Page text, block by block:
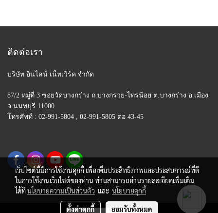
ติดต่อเรา
บริษัท อินไลน์ เน็ทเวิร์ค จำกัด
87/2 หมู่ที่ 3 ซอยวัดบางกร่าง ถ.บางกรวย-ไทรน้อย ต.บางกร่าง อ.เมือง
จ.นนทบุรี 11000
โทรศัพท์ : 02-991-5804 , 02-991-5805 ต่อ 43-45
เว็บไซต์นี้มีการใช้งานคุกกี้ เพื่อเพิ่มประสิทธิภาพและประสบการณ์ที่ดี
ในการใช้งานเว็บไซต์ของท่าน ท่านสามารถอ่านรายละเอียดเพิ่มเติม
ได้ที่นโยบายความเป็นส่วนตัว และ นโยบายคุกกี้
ตั้งค่าคุกกี้ ยอมรับทั้งหมด